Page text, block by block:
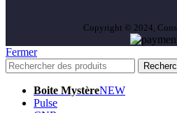
Copyright © 2024,
Fermer
Boite MystèreNEW
Pulse